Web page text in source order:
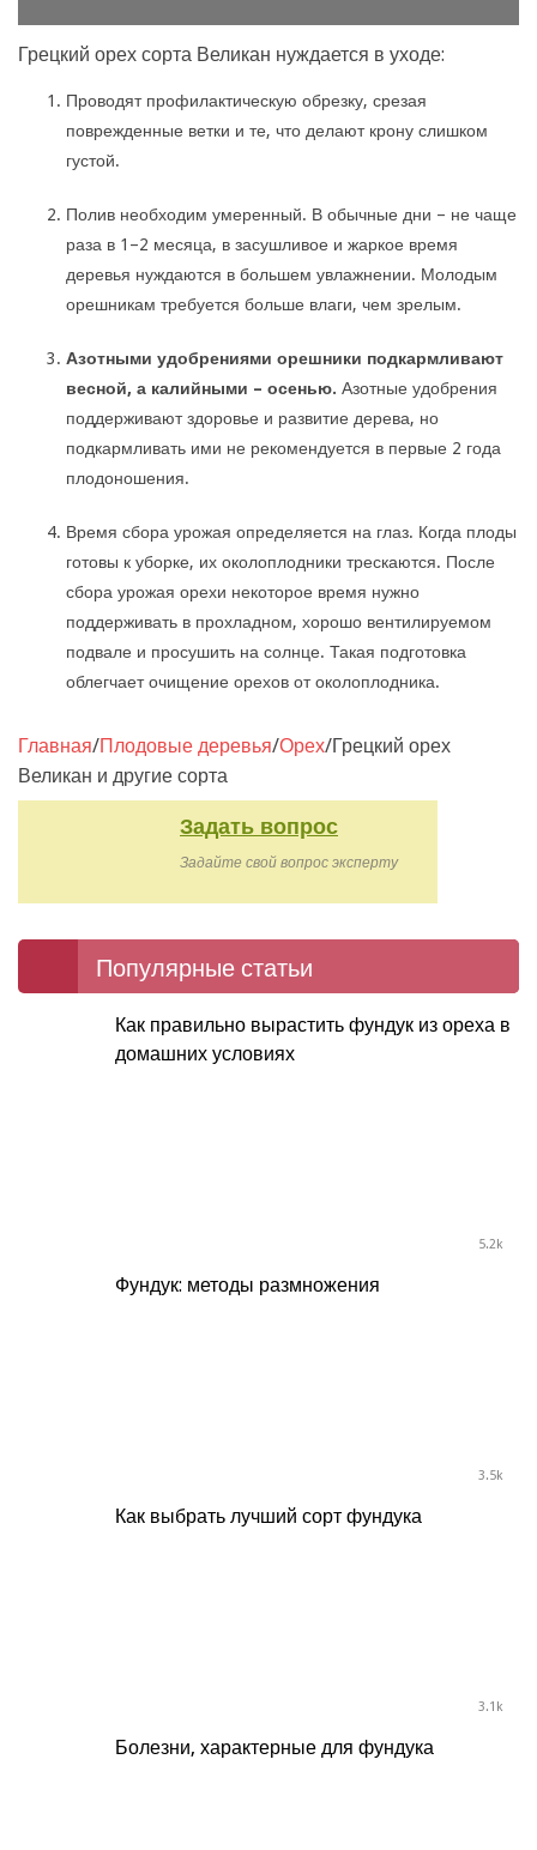
Грецкий орех сорта Великан нуждается в уходе:
Проводят профилактическую обрезку, срезая
поврежденные ветки и те, что делают крону слишком
густой.
Полив необходим умеренный. В обычные дни – не чаще
раза в 1–2 месяца, в засушливое и жаркое время
деревья нуждаются в большем увлажнении. Молодым
орешникам требуется больше влаги, чем зрелым.
Азотными удобрениями орешники подкармливают
весной, а калийными – осенью. Азотные удобрения
поддерживают здоровье и развитие дерева, но
подкармливать ими не рекомендуется в первые 2 года
плодоношения.
Время сбора урожая определяется на глаз. Когда плоды
готовы к уборке, их околоплодники трескаются. После
сбора урожая орехи некоторое время нужно
поддерживать в прохладном, хорошо вентилируемом
подвале и просушить на солнце. Такая подготовка
облегчает очищение орехов от околоплодника.
Главная/Плодовые деревья/Орех/Грецкий орех
Великан и другие сорта
Задать вопрос
Задайте свой вопрос эксперту
Популярные статьи
Как правильно вырастить фундук из ореха в
домашних условиях
5.2k
Фундук: методы размножения
3.5k
Как выбрать лучший сорт фундука
3.1k
Болезни, характерные для фундука